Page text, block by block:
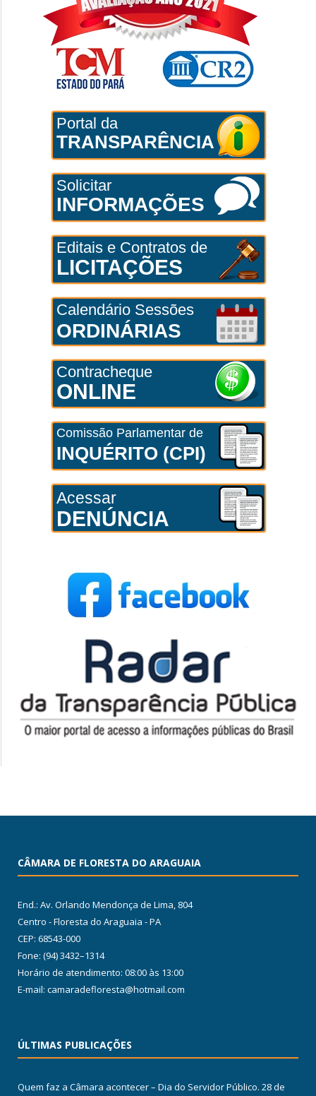
Portal da
TRANSPARÊNCIA
Solicitar
INFORMAÇÕES
Editais e Contratos de
LICITAÇÕES
Calendário Sessões
ORDINÁRIAS
Contracheque
ONLINE
Comissão Parlamentar de
INQUÉRITO (CPI)
Acessar
DENÚNCIA
CÂMARA DE FLORESTA DO ARAGUAIA
End.: Av. Orlando Mendonça de Lima, 804
Centro - Floresta do Araguaia - PA
CEP: 68543-000
Fone: (94) 3432–1314
Horário de atendimento: 08:00 às 13:00
E-mail: camaradefloresta@hotmail.com
ÚLTIMAS PUBLICAÇÕES
Quem faz a Câmara acontecer – Dia do Servidor Público. 28 de